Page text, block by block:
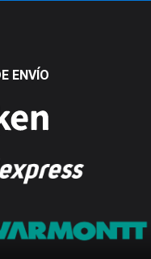
ENVÍO